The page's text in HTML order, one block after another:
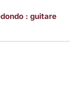
: guitare